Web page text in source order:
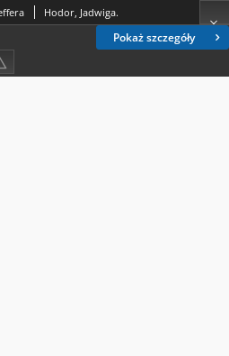
Pokaż szczegóły
Hodor, Jadwiga.